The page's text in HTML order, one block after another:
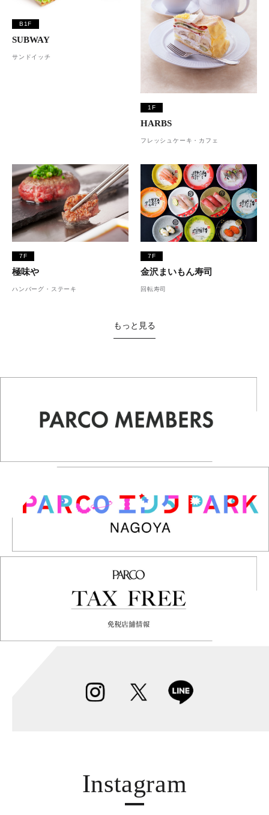
B1F
SUBWAY
サンドイッチ
1F
HARBS
フレッシュケーキ・カフェ
7F
極味や
ハンバーグ・ステーキ
7F
金沢まいもん寿司
回転寿司
もっと見る
Instagram